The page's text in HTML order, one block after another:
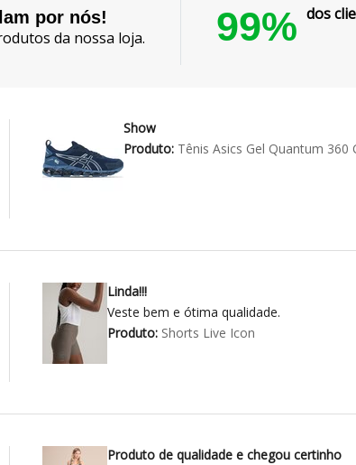
por nós!
da nossa loja.
99% dos
Show
Produto:Tênis Asics Gel Quantum 360
Linda!!!
Veste bem e ótima qualidade.
Produto:Shorts Live Icon
Produto de qualidade e chegou certinho